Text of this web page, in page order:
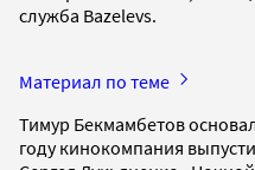
служба Bazelevs.
Материал по теме
Тимур Бекмамбетов
году кинокомпания